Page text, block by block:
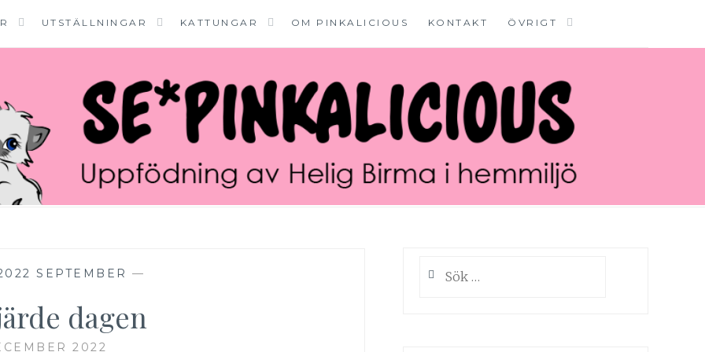
UTSTÄLLNINGAR KATTUNGAR OM PINKALICIOUS KONTAKT ÖVRIGT
SEPTEMBER —
dagen
2022
efter: